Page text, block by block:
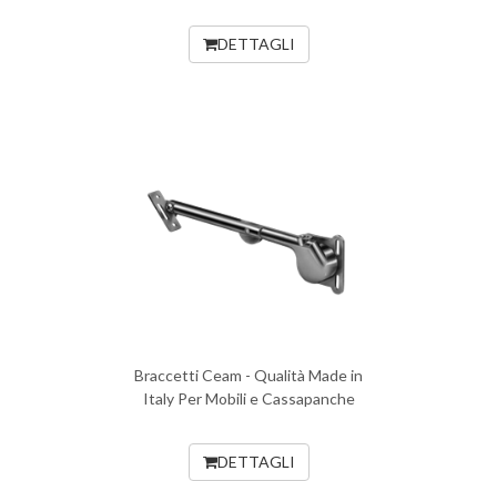
DETTAGLI
Braccetti Ceam - Qualità Made in
Italy Per Mobili e Cassapanche
DETTAGLI